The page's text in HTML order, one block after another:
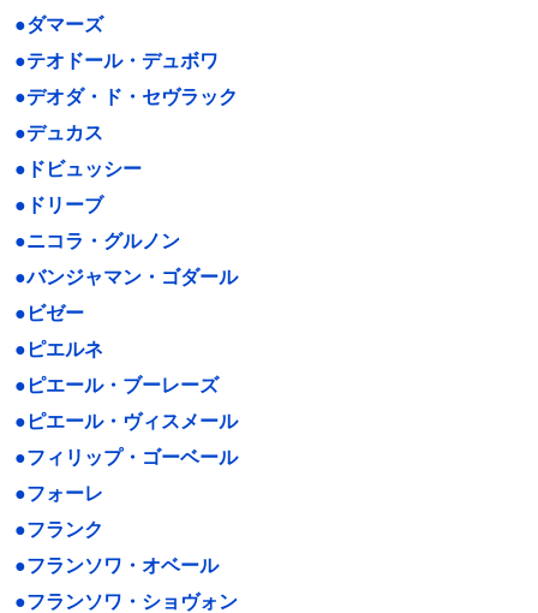
●ダマーズ
●テオドール・デュボワ
●デオダ・ド・セヴラック
●デュカス
●ドビュッシー
●ドリーブ
●ニコラ・グルノン
●バンジャマン・ゴダール
●ビゼー
●ピエルネ
●ピエール・ブーレーズ
●ピエール・ヴィスメール
●フィリップ・ゴーベール
●フォーレ
●フランク
●フランソワ・オベール
●フランソワ・ショヴォン